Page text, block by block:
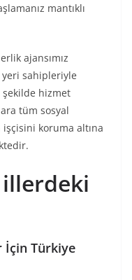
mantıklı
ajansımız
yeri sahipleriyle
şekilde hizmet
tüm sosyal
işçisini koruma altına
İçin Türkiye